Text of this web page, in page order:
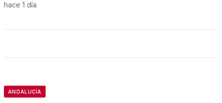
hace 1 día
ANDALUCÍA